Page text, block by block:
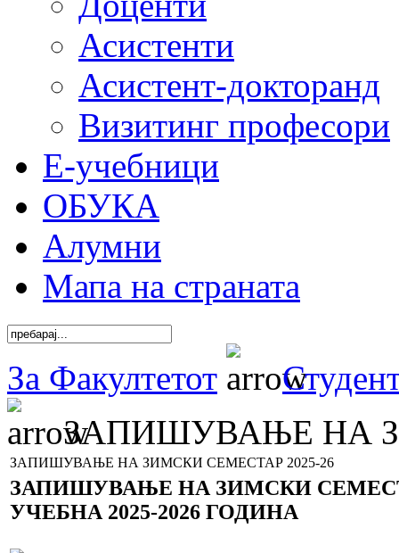
Асистенти
Асистент-докторанд
Визитинг професори
Е-учебници
ОБУКА
Алумни
Мапа на страната
За Факултетот
ЗАПИШУВАЊЕ НА
ЗАПИШУВАЊЕ НА ЗИМСКИ СЕМЕСТАР 2025-26
ЗАПИШУВАЊЕ НА ЗИМСКИ
УЧЕБНА 2025-2026 ГОДИНА